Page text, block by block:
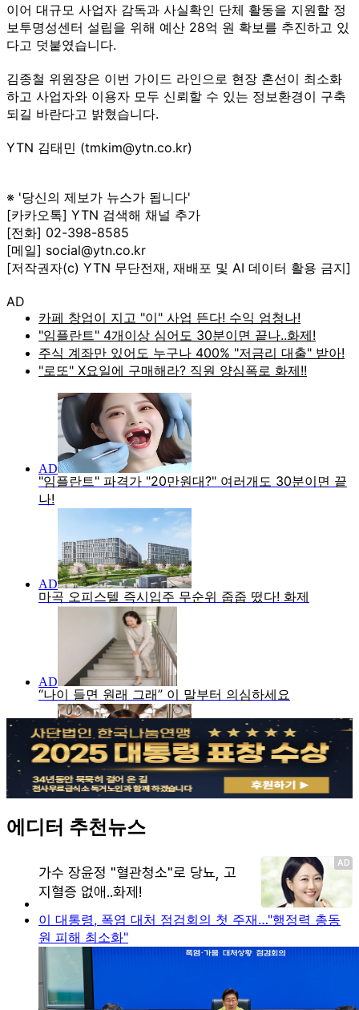
이어 대규모 사업자 감독과 사실확인 단체 활동을 지원할 정
보투명성센터 설립을 위해 예산 28억 원 확보를 추진하고 있
다고 덧붙였습니다.
김종철 위원장은 이번 가이드 라인으로 현장 혼선이 최소화
하고 사업자와 이용자 모두 신뢰할 수 있는 정보환경이 구축
되길 바란다고 밝혔습니다.
YTN 김태민 (tmkim@ytn.co.kr)
※ '당신의 제보가 뉴스가 됩니다'
[카카오톡] YTN 검색해 채널 추가
[전화] 02-398-8585
[메일] social@ytn.co.kr
[저작권자(c) YTN 무단전재, 재배포 및 AI 데이터 활용 금지]
AD
에디터 추천뉴스
이 대통령, 폭염 대처 점검회의 첫 주재…"행정력 총동
원 피해 최소화"